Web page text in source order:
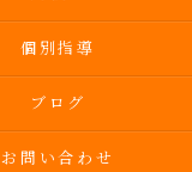
個別指導
ブログ
お問い合わせ